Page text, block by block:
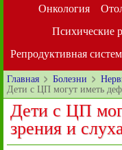
Онкология
Психические
Репродуктивная
Главная Болезни
Дети с ЦП могут иметь
Дети с ЦП
зрения и